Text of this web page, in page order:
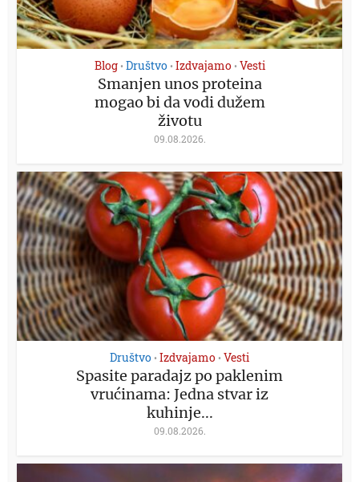
Blog • Društvo • Izdvajamo • Vesti
Smanjen unos proteina
mogao bi da vodi dužem
životu
09.08.2026.
Društvo • Izdvajamo • Vesti
Spasite paradajz po paklenim
vrućinama: Jedna stvar iz
kuhinje...
09.08.2026.